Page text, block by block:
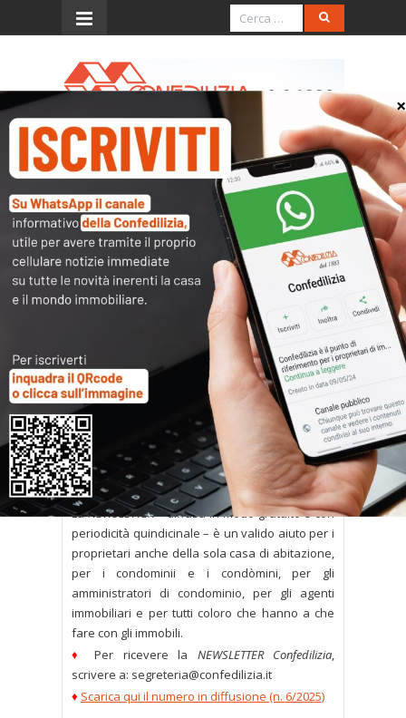
Menu
E’ disponibile il numero 6
della NEWSLETTER
Confedilizia
È disponibile il nuovo numero della
NEWSLETTER Confedilizia, con pillole e
approfondimenti dedicati all’immobiliare.
LaNEWSLETTER– diffusa in modo gratuito e con
periodicità quindicinale – è un valido aiuto per i
proprietari anche della sola casa di abitazione,
per i condominii e i condòmini, per gli
amministratori di condominio, per gli agenti
immobiliari e per tutti coloro che hanno a che
fare con gli immobili.
♦
Per ricevere la NEWSLETTER Confedilizia,
scrivere a: segreteria@confedilizia.it
♦ Scarica qui il numero in diffusione (n. 6/2025)